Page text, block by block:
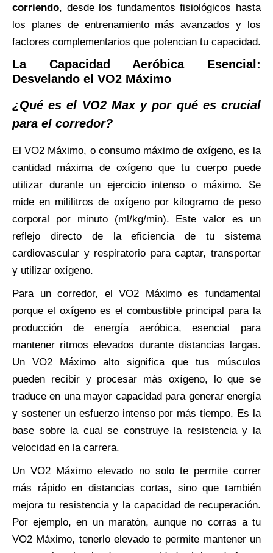
corriendo, desde los fundamentos fisiológicos hasta
los planes de entrenamiento más avanzados y los
factores complementarios que potencian tu capacidad.
La Capacidad Aeróbica Esencial:
Desvelando el VO2 Máximo
¿Qué es el VO2 Max y por qué es crucial
para el corredor?
El VO2 Máximo, o consumo máximo de oxígeno, es la
cantidad máxima de oxígeno que tu cuerpo puede
utilizar durante un ejercicio intenso o máximo. Se
mide en mililitros de oxígeno por kilogramo de peso
corporal por minuto (ml/kg/min). Este valor es un
reflejo directo de la eficiencia de tu sistema
cardiovascular y respiratorio para captar, transportar
y utilizar oxígeno.
Para un corredor, el VO2 Máximo es fundamental
porque el oxígeno es el combustible principal para la
producción de energía aeróbica, esencial para
mantener ritmos elevados durante distancias largas.
Un VO2 Máximo alto significa que tus músculos
pueden recibir y procesar más oxígeno, lo que se
traduce en una mayor capacidad para generar energía
y sostener un esfuerzo intenso por más tiempo. Es la
base sobre la cual se construye la resistencia y la
velocidad en la carrera.
Un VO2 Máximo elevado no solo te permite correr
más rápido en distancias cortas, sino que también
mejora tu resistencia y la capacidad de recuperación.
Por ejemplo, en un maratón, aunque no corras a tu
VO2 Máximo, tenerlo elevado te permite mantener un